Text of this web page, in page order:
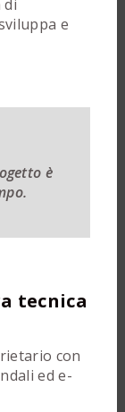
di
e
è
tecnica
con
ed e-